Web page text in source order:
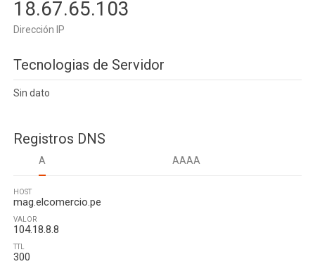
18.67.65.103
Dirección IP
Tecnologias de Servidor
Sin dato
Registros DNS
A AAAA
HOST
mag.elcomercio.pe
VALOR
104.18.8.8
TTL
300